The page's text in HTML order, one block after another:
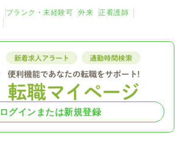
ブランク・未経験可 外来
正看護師
ログインまたは新規登録